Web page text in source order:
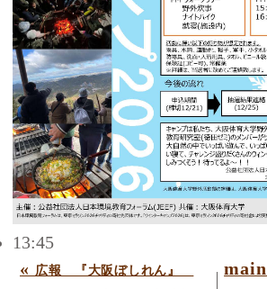
13:45
« 広報 『大阪ぼしれん』
main